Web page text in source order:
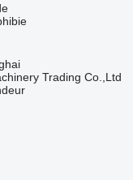
Trading Co.,Ltd